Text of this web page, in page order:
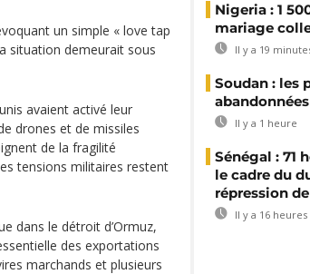
un simple « love tap
situation demeurait sous
avaient activé leur
drones et de missiles
de la fragilité
tensions militaires restent
dans le détroit d’Ormuz,
des exportations
marchands et plusieurs
Nigeria : 1
mariage
Il y a 19
Soudan : les
Il y a 1 heure
Sénégal : 71
le cadre du
répression
Il y a 16 heures